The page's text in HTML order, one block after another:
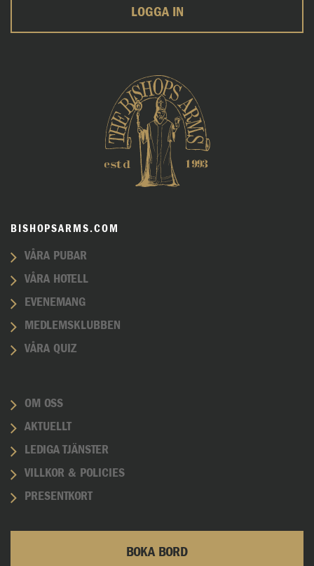
LOGGA IN
BISHOPSARMS.COM
VÅRA PUBAR
VÅRA HOTELL
EVENEMANG
MEDLEMSKLUBBEN
VÅRA QUIZ
OM OSS
AKTUELLT
LEDIGA TJÄNSTER
VILLKOR & POLICIES
PRESENTKORT
BOKA BORD